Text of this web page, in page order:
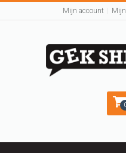
Mijn account